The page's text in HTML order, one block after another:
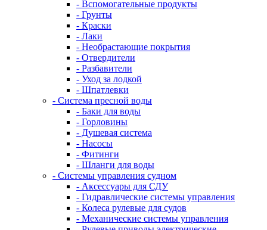
- Вспомогательные продукты
- Грунты
- Краски
- Лаки
- Необрастающие покрытия
- Отвердители
- Разбавители
- Уход за лодкой
- Шпатлевки
- Система пресной воды
- Баки для воды
- Горловины
- Душевая система
- Насосы
- Фитинги
- Шланги для воды
- Системы управления судном
- Аксессуары для СДУ
- Гидравлические системы управления
- Колеса рулевые для судов
- Механические системы управления